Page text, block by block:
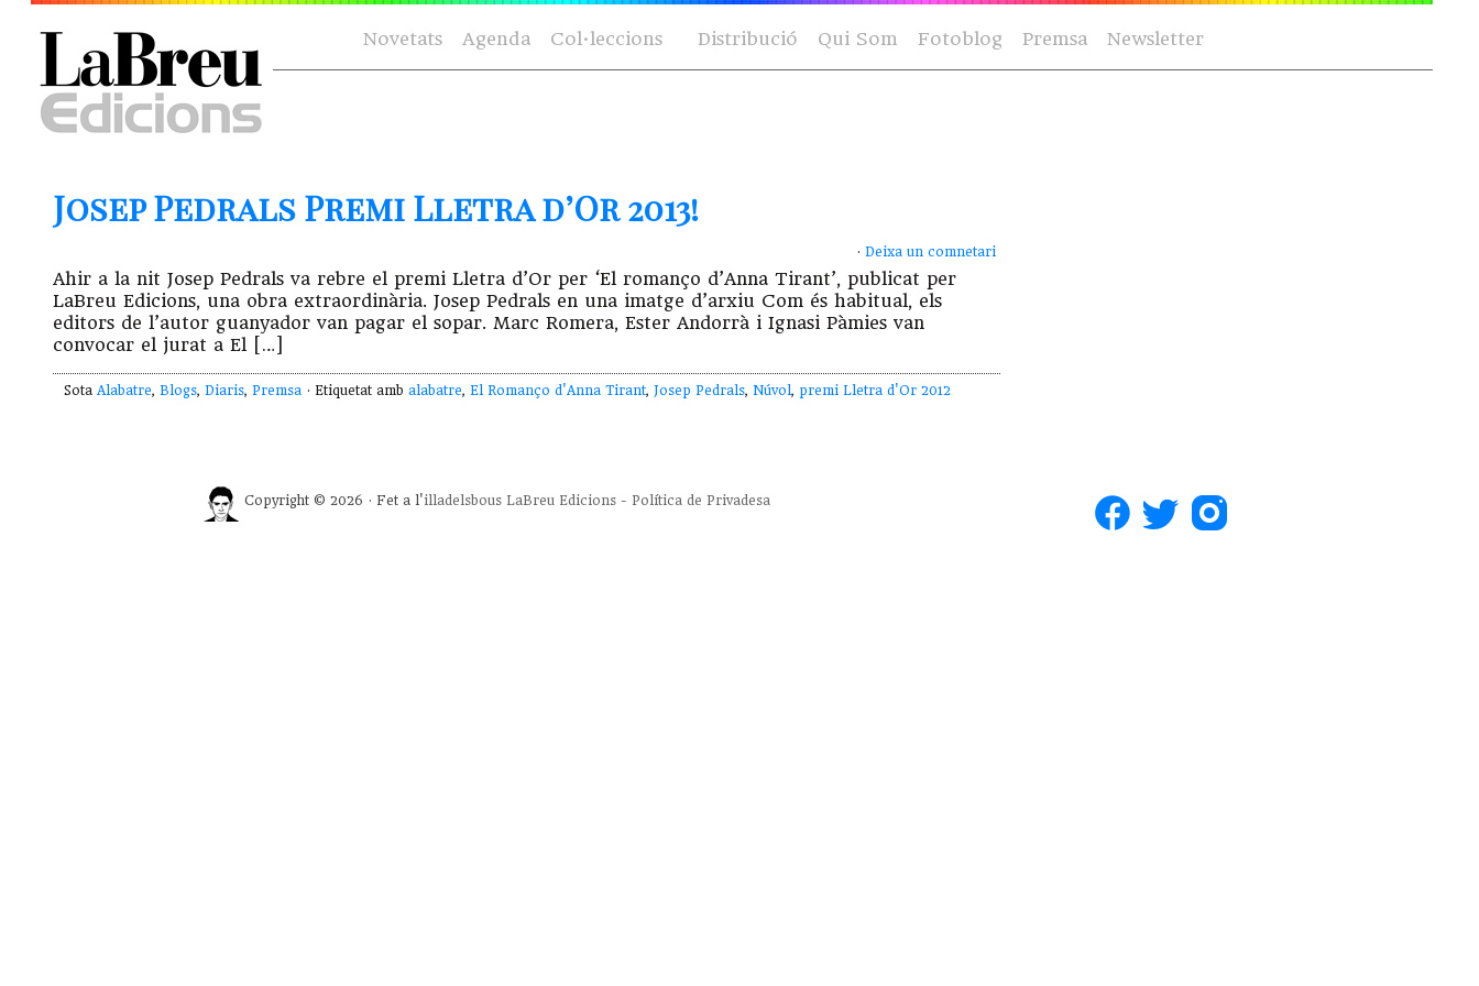
Novetats Agenda Col·leccions Distribució Qui Som Fotoblog Premsa Newsletter
Josep Pedrals Premi Lletra d’Or 2013!
· Deixa un comnetari
Ahir a la nit Josep Pedrals va rebre el premi Lletra d’Or per ‘El romanço d’Anna Tirant’, publicat per
LaBreu Edicions, una obra extraordinària. Josep Pedrals en una imatge d’arxiu Com és habitual, els
editors de l’autor guanyador van pagar el sopar. Marc Romera, Ester Andorrà i Ignasi Pàmies van
convocar el jurat a El […]
Sota Alabatre, Blogs, Diaris, Premsa · Etiquetat amb alabatre, El Romanço d'Anna Tirant, Josep Pedrals, Núvol, premi Lletra d'Or 2012
Copyright © 2026 · Fet a l'illadelsbous LaBreu Edicions - Política de Privadesa